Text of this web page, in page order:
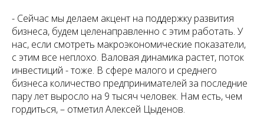
- Сейчас мы делаем акцент на поддержку развития
бизнеса, будем целенаправленно с этим работать. У
нас, если смотреть макроэкономические показатели,
с этим все неплохо. Валовая динамика растет, поток
инвестиций - тоже. В сфере малого и среднего
бизнеса количество предпринимателей за последние
пару лет выросло на 9 тысяч человек. Нам есть, чем
гордиться, – отметил Алексей Цыденов.